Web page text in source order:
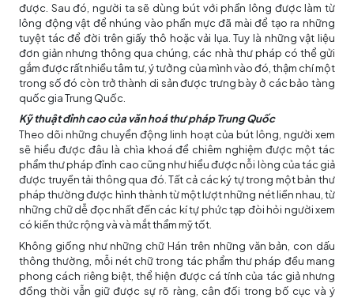
được. Sau đó, người ta sẽ dùng bút với phần lông được làm từ
lông động vật để nhúng vào phần mực đã mài để tạo ra những
tuyệt tác để đời trên giấy thô hoặc vải lụa. Tuy là những vật liệu
đơn giản nhưng thông qua chúng, các nhà thư pháp có thể gửi
gắm được rất nhiều tâm tư, ý tưởng của mình vào đó, thậm chí một
trong số đó còn trở thành di sản được trưng bày ở các bảo tàng
quốc gia Trung Quốc.
Kỹ thuật đỉnh cao của văn hoá thư pháp Trung Quốc
Theo dõi những chuyển động linh hoạt của bút lông, người xem
sẽ hiểu được đâu là chìa khoá để chiêm nghiệm được một tác
phẩm thư pháp đỉnh cao cũng như hiểu được nỗi lòng của tác giả
được truyền tải thông qua đó. Tất cả các ký tự trong một bản thư
pháp thường được hình thành từ một lượt những nét liền nhau, từ
những chữ dễ đọc nhất đến các kí tự phức tạp đòi hỏi người xem
có kiến thức rộng và và mắt thẩm mỹ tốt.
Không giống như những chữ Hán trên những văn bản, con dấu
thông thường, mỗi nét chữ trong tác phẩm thư pháp đều mang
phong cách riêng biệt, thể hiện được cá tính của tác giả nhưng
đồng thời vẫn giữ được sự rõ ràng, cân đối trong bố cục và ý